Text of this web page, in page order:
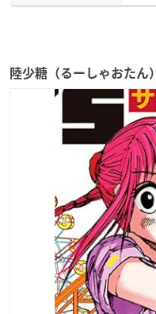
陸少糖（るーしゃおたん）